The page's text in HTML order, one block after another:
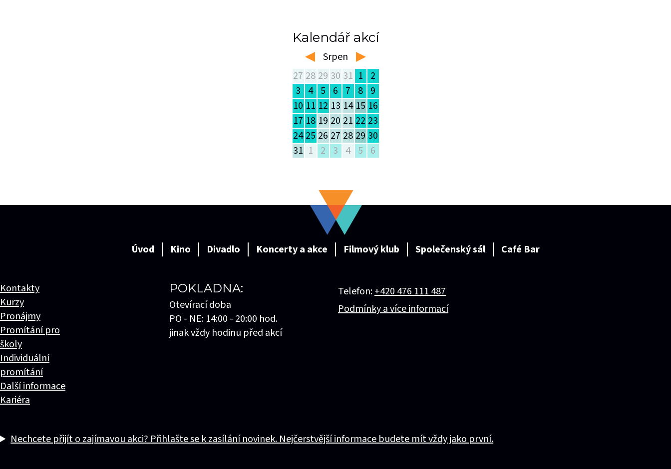
Kalendář akcí
left Srpen right
27 28 29 30 31 1
2
3
4 5 6 7 8 9
10 11 12 13 14 15 16
17 18 19 20 21 22 23
24 25 26 27 28 29 30
31 1 2 3 4 5 6
Úvod Kino Divadlo Koncerty a akce Filmový klub Společenský sál Café Bar
Kontakty
Kurzy
Pronájmy
Promítání pro
školy
Individuální
promítání
Další informace
Kariéra
POKLADNA:
Otevírací doba
PO - NE: 14:00 - 20:00 hod.
jinak vždy hodinu před akcí
Telefon:+420 476 111 487
Podmínky a více informací
Nechcete přijít o zajímavou akci? Přihlašte se k zasílání novinek. Nejčerstvější informace budete mít vždy jako první.